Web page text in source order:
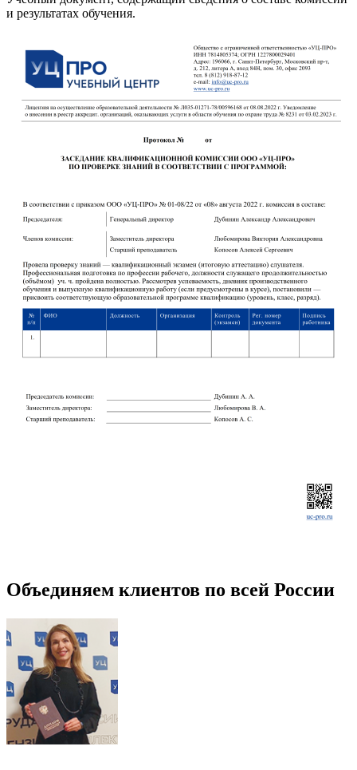
и результатах обучения.
Объединяем клиентов по всей России